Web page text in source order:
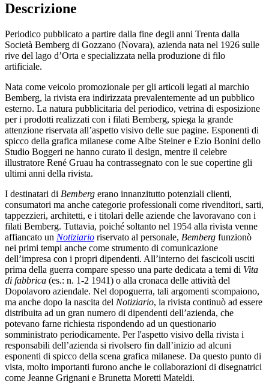
Descrizione
Periodico pubblicato a partire dalla fine degli anni Trenta dalla
Società Bemberg di Gozzano (Novara), azienda nata nel 1926 sulle
rive del lago d’Orta e specializzata nella produzione di filo
artificiale.
Nata come veicolo promozionale per gli articoli legati al marchio
Bemberg, la rivista era indirizzata prevalentemente ad un pubblico
esterno. La natura pubblicitaria del periodico, vetrina di esposizione
per i prodotti realizzati con i filati Bemberg, spiega la grande
attenzione riservata all’aspetto visivo delle sue pagine. Esponenti di
spicco della grafica milanese come Albe Steiner e Ezio Bonini dello
Studio Boggeri ne hanno curato il design, mentre il celebre
illustratore René Gruau ha contrassegnato con le sue copertine gli
ultimi anni della rivista.
I destinatari di Bemberg erano innanzitutto potenziali clienti,
consumatori ma anche categorie professionali come rivenditori, sarti,
tappezzieri, architetti, e i titolari delle aziende che lavoravano con i
filati Bemberg. Tuttavia, poiché soltanto nel 1954 alla rivista venne
affiancato un Notiziario riservato al personale, Bemberg funzionò
nei primi tempi anche come strumento di comunicazione
dell’impresa con i propri dipendenti. All’interno dei fascicoli usciti
prima della guerra compare spesso una parte dedicata a temi di Vita
di fabbrica (es.: n. 1-2 1941) o alla cronaca delle attività del
Dopolavoro aziendale. Nel dopoguerra, tali argomenti scompaiono,
ma anche dopo la nascita del Notiziario, la rivista continuò ad essere
distribuita ad un gran numero di dipendenti dell’azienda, che
potevano farne richiesta rispondendo ad un questionario
somministrato periodicamente. Per l'aspetto visivo della rivista i
responsabili dell’azienda si rivolsero fin dall’inizio ad alcuni
esponenti di spicco della scena grafica milanese. Da questo punto di
vista, molto importanti furono anche le collaborazioni di disegnatrici
come Jeanne Grignani e Brunetta Moretti Mateldi.